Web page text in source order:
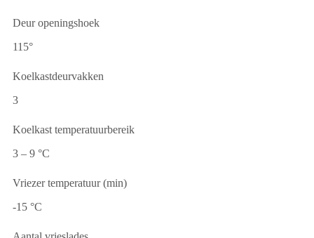
Deur openingshoek
115°
Koelkastdeurvakken
3
Koelkast temperatuurbereik
3 – 9 °C
Vriezer temperatuur (min)
-15 °C